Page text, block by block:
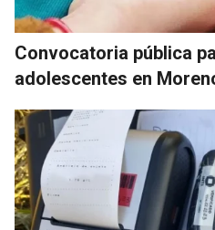
Convocatoria pública
adolescentes en